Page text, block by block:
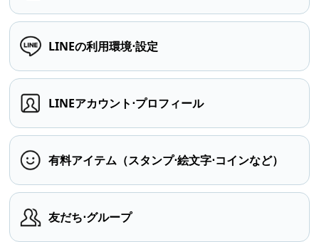
LINEの利用環境⋅設定
LINEアカウント⋅プロフィール
有料アイテム（スタンプ⋅絵文字⋅コインなど）
友だち⋅グループ